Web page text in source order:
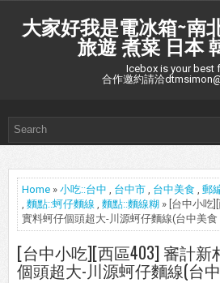
大家好我是電冰箱~南
旅遊 煮菜 日本
Icebox is your best
合作邀約請洽
Home » 小吃::台中 , 台中市 , 台中美食 , 郵
, 麵點::蚵仔麵線 , 麵點::麵線糊 » [台中小吃
實料蚵仔個頭超大-川源蚵仔麵線(台中美食
[台中小吃][西區403] 審計新
個頭超大-川源蚵仔麵線(台